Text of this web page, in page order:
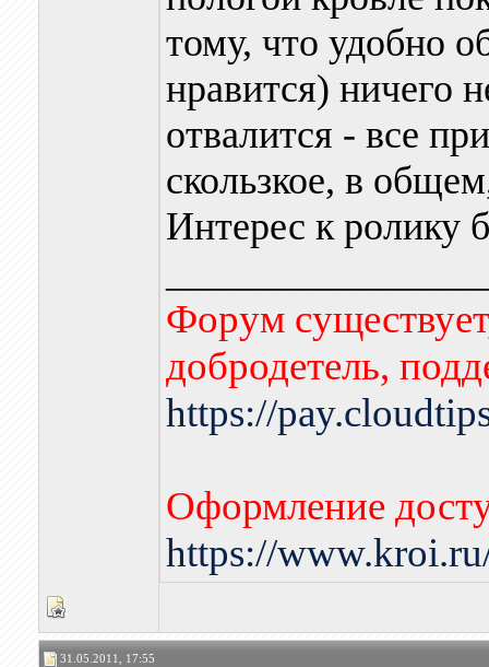
тому, что удобно
нравится) ничего
отвалится - все
скользкое, в
Интерес к ролику
Форум
добродетель,
https://
Оформление
https://
31.05.2011, 17:55